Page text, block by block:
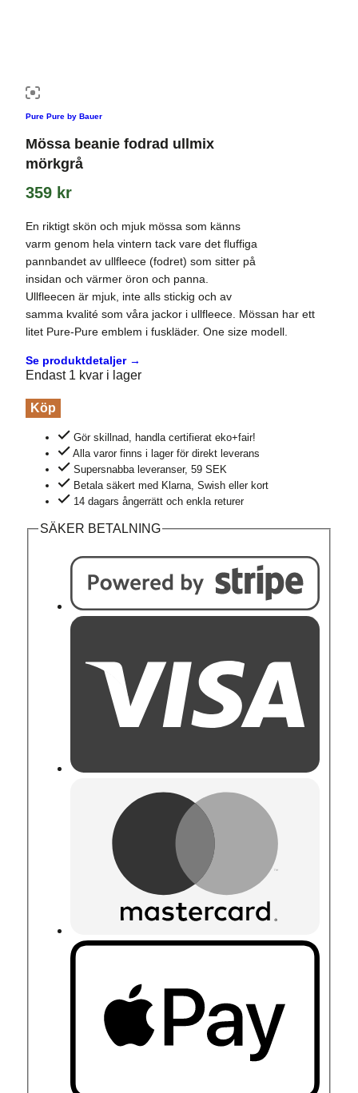
Pure Pure by Bauer
Mössa beanie fodrad ullmix
mörkgrå
359 kr
En riktigt skön och mjuk mössa som känns
varm genom hela vintern tack vare det fluffiga
pannbandet av ullfleece (fodret) som sitter på
insidan och värmer öron och panna.
Ullfleecen är mjuk, inte alls stickig och av
samma kvalité som våra jackor i ullfleece. Mössan har ett
litet Pure-Pure emblem i fuskläder. One size modell.
Se produktdetaljer →
Endast 1 kvar i lager
Mössa
fodrad
ullmix
mörkgrå
mängd
Köp
Gör skillnad, handla certifierat eko+fair!
Alla varor finns i lager för direkt leverans
Supersnabba leveranser, 59 SEK
Betala säkert med Klarna, Swish eller kort
14 dagars ångerrätt och enkla returer
SÄKER BETALNING